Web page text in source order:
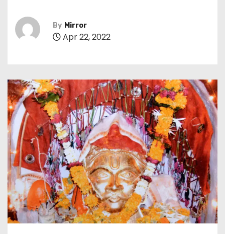
By Mirror
Apr 22, 2022